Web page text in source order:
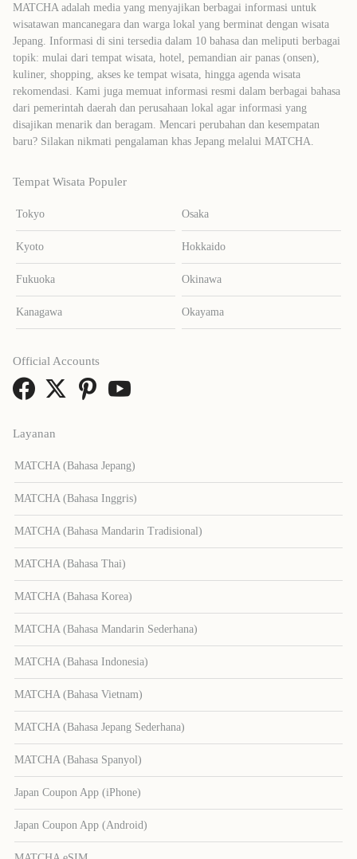
MATCHA adalah media yang menyajikan berbagai informasi untuk
wisatawan mancanegara dan warga lokal yang berminat dengan wisata
Jepang. Informasi di sini tersedia dalam 10 bahasa dan meliputi berbagai
topik: mulai dari tempat wisata, hotel, pemandian air panas (onsen),
kuliner, shopping, akses ke tempat wisata, hingga agenda wisata
rekomendasi. Kami juga memuat informasi resmi dalam berbagai bahasa
dari pemerintah daerah dan perusahaan lokal agar informasi yang
disajikan menarik dan beragam. Mencari perubahan dan kesempatan
baru? Silakan nikmati pengalaman khas Jepang melalui MATCHA.
Tempat Wisata Populer
Tokyo Osaka
Kyoto Hokkaido
Fukuoka Okinawa
Kanagawa Okayama
Layanan
MATCHA (Bahasa Jepang)
MATCHA (Bahasa Inggris)
MATCHA (Bahasa Mandarin Tradisional)
MATCHA (Bahasa Thai)
MATCHA (Bahasa Korea)
MATCHA (Bahasa Mandarin Sederhana)
MATCHA (Bahasa Indonesia)
MATCHA (Bahasa Vietnam)
MATCHA (Bahasa Jepang Sederhana)
MATCHA (Bahasa Spanyol)
Japan Coupon App (iPhone)
Japan Coupon App (Android)
Official Accounts